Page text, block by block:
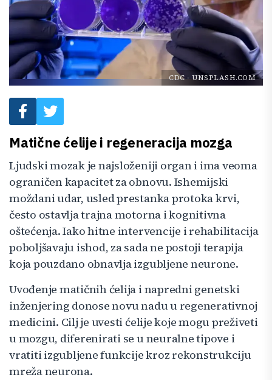
CDC- UNSPLASH.COM
Matične ćelije i regeneracija mozga
Ljudski mozak je najsloženiji organ i ima veoma
ograničen kapacitet za obnovu. Ishemijski
moždani udar, usled prestanka protoka krvi,
često ostavlja trajna motorna i kognitivna
oštećenja. Iako hitne intervencije i rehabilitacija
poboljšavaju ishod, za sada ne postoji terapija
koja pouzdano obnavlja izgubljene neurone.
Uvođenje matičnih ćelija i napredni genetski
inženjering donose novu nadu u regenerativnoj
medicini. Cilj je uvesti ćelije koje mogu preživeti
u mozgu, diferenirati se u neuralne tipove i
vratiti izgubljene funkcije kroz rekonstrukciju
mreža neurona.